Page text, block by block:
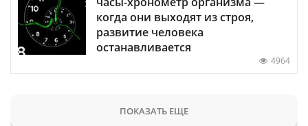
когда они выходят из строя,
развитие человека
останавливается
4964
ПОКАЗАТЬ ЕЩЕ